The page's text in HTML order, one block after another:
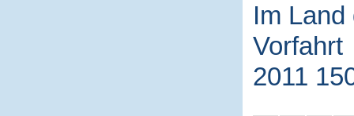
Im
Vorfahrt
2011